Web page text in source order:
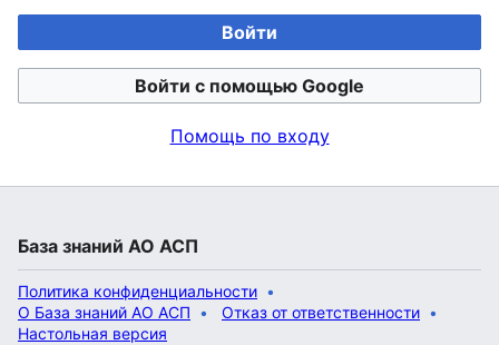
Войти
Войти с помощью Google
Помощь по входу
База знаний АО АСП
Политика конфиденциальности
О База знаний АО АСП
Отказ от ответственности
Настольная версия